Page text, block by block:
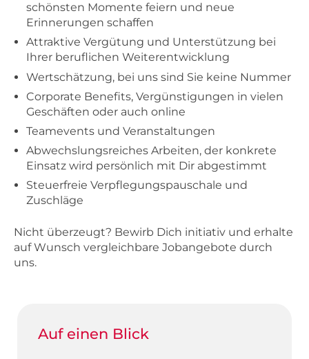
schönsten Momente feiern und neue
Erinnerungen schaffen
Attraktive Vergütung und Unterstützung bei
Ihrer beruflichen Weiterentwicklung
Wertschätzung, bei uns sind Sie keine Nummer
Corporate Benefits, Vergünstigungen in vielen
Geschäften oder auch online
Teamevents und Veranstaltungen
Abwechslungsreiches Arbeiten, der konkrete
Einsatz wird persönlich mit Dir abgestimmt
Steuerfreie Verpflegungspauschale und
Zuschläge
Nicht überzeugt? Bewirb Dich initiativ und erhalte
auf Wunsch vergleichbare Jobangebote durch
uns.
Auf einen Blick